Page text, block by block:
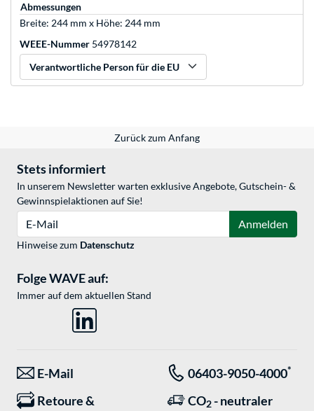
Abmessungen
Breite: 244 mm x Höhe: 244 mm
WEEE-Nummer 54978142
Verantwortliche Person für die EU
Zurück zum Anfang
Stets informiert
In unserem Newsletter warten exklusive Angebote, Gutschein- &
Gewinnspielaktionen auf Sie!
Anmelden
Hinweise zum Datenschutz
Folge WAVE auf:
Immer auf dem aktuellen Stand
E-Mail 06403-9050-4000*
Retoure &
CO2 - neutraler